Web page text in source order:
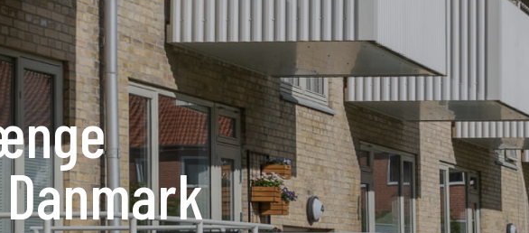
Hållbarhet
Referenser
Nyheter